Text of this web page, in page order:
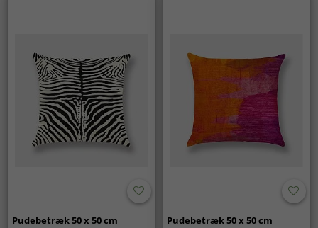
Pudebetræk 50 x 50 cm Pudebetræk 50 x 50 cm